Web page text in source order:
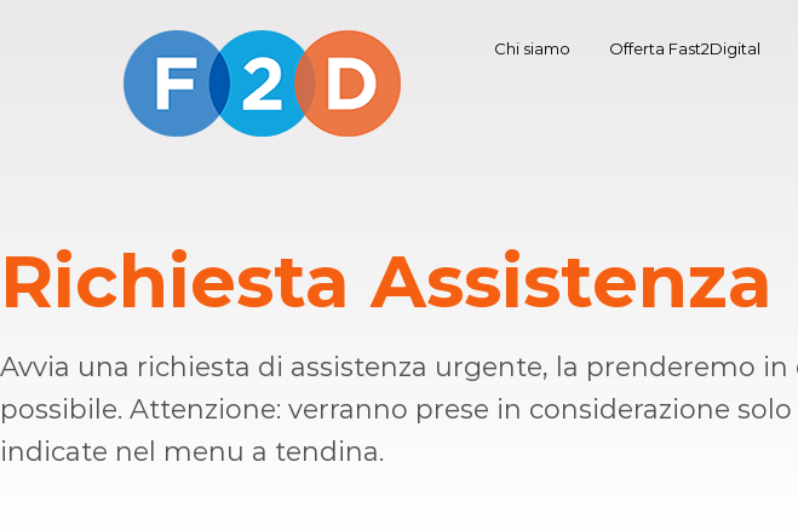
Chi siamo Offerta Fast2Digital
Richiesta
Avvia una richiesta di assistenza urgente, la prenderemo
possibile. Attenzione: verranno prese in considerazione
indicate nel menu a tendina.